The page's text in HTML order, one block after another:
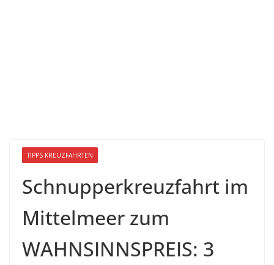
TIPPS KREUZFAHRTEN
Schnupperkreuzfahrt im
Mittelmeer zum
WAHNSINNSPREIS: 3